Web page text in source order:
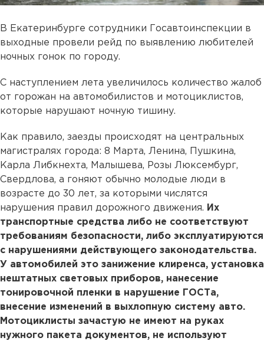
В Екатеринбурге сотрудники Госавтоинспекции в
выходные провели рейд по выявлению любителей
ночных гонок по городу.
С наступлением лета увеличилось количество жалоб
от горожан на автомобилистов и мотоциклистов,
которые нарушают ночную тишину.
Как правило, заезды происходят на центральных
магистралях города: 8 Марта, Ленина, Пушкина,
Карла Либкнехта, Малышева, Розы Люксембург,
Свердлова, а гоняют обычно молодые люди в
возрасте до 30 лет, за которыми числятся
нарушения правил дорожного движения. Их
транспортные средства либо не соответствуют
требованиям безопасности, либо эксплуатируются
с нарушениями действующего законодательства.
У автомобилей это занижение клиренса, установка
нештатных световых приборов, нанесение
тонировочной пленки в нарушение ГОСТа,
внесение изменений в выхлопную систему авто.
Мотоциклисты зачастую не имеют на руках
нужного пакета документов, не используют